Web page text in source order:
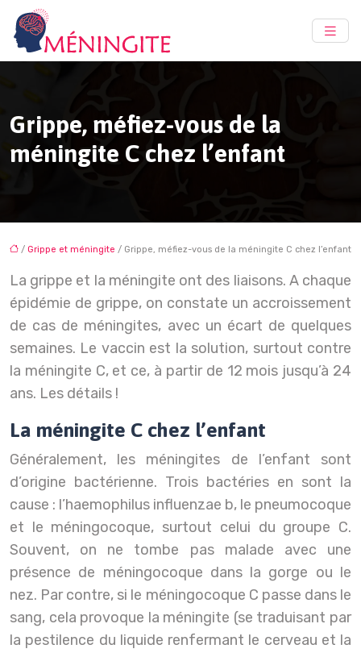
Grippe, méfiez-vous de la
méningite C chez l’enfant
/ Grippe et méningite / Grippe, méfiez-vous de la méningite C chez l’enfant
La grippe et la méningite ont des liaisons. A chaque
épidémie de grippe, on constate un accroissement
de cas de méningites, avec un écart de quelques
semaines. Le vaccin est la solution, surtout contre
la méningite C, et ce, à partir de 12 mois jusqu’à 24
ans. Les détails !
La méningite C chez l’enfant
Généralement, les méningites de l’enfant sont
d’origine bactérienne. Trois bactéries en sont la
cause : l’haemophilus influenzae b, le pneumocoque
et le méningocoque, surtout celui du groupe C.
Souvent, on ne tombe pas malade avec une
présence de méningocoque dans la gorge ou le
nez. Par contre, si le méningocoque C passe dans le
sang, cela provoque la méningite (se traduisant par
la pestilence du liquide renfermant le cerveau et la